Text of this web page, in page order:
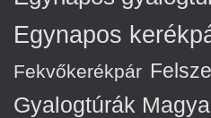
Egynapos
Fekvőkerékpár
Gyalogtúrák